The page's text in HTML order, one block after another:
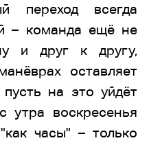
переход всегда
– команда ещё не
и друг к другу,
оставляет
на это уйдёт
утра воскресенья
часы" – только